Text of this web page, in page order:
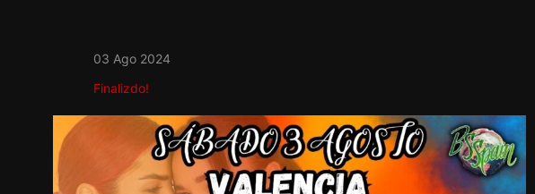
03 Ago 2024
Finalizdo!